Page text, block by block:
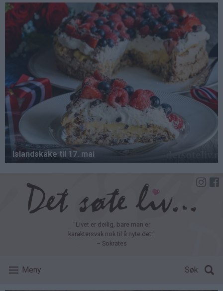
Hopp
hovedinnhold
"Livet er deilig, bare man er
karaktersvak nok til å nyte det."
– Sokrates
Meny Søk